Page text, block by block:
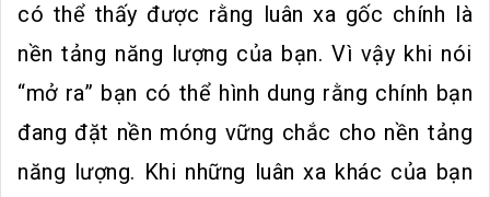
có thể thấy được rằng luân xa gốc chính là
nền tảng năng lượng của bạn. Vì vậy khi nói
“mở ra” bạn có thể hình dung rằng chính bạn
đang đặt nền móng vững chắc cho nền tảng
năng lượng. Khi những luân xa khác của bạn